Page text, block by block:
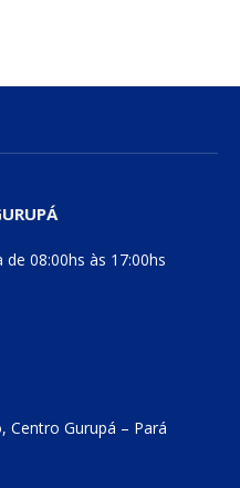
08:00hs às 17:00hs
Centro Gurupá – Pará